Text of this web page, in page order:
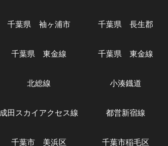
千葉県 袖ヶ浦市 千葉県 長生郡
千葉県 東金線 千葉県 東金線
北総線 小湊鐡道
成田スカイアクセス線 都営新宿線
千葉市 美浜区 千葉市稲毛区